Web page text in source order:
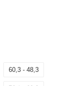
60,3 - 48,3